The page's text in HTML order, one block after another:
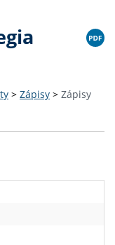
> Zápisy > Zápisy